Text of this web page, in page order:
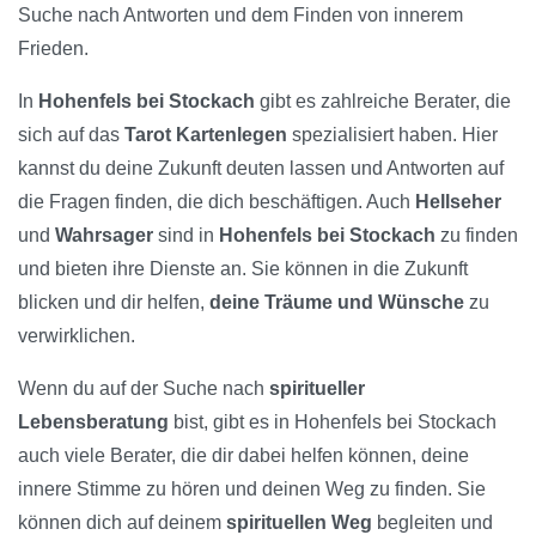
Suche nach Antworten und dem Finden von innerem
Frieden.
In Hohenfels bei Stockach gibt es zahlreiche Berater, die
sich auf das Tarot Kartenlegen spezialisiert haben. Hier
kannst du deine Zukunft deuten lassen und Antworten auf
die Fragen finden, die dich beschäftigen. Auch Hellseher
und Wahrsager sind in Hohenfels bei Stockach zu finden
und bieten ihre Dienste an. Sie können in die Zukunft
blicken und dir helfen, deine Träume und Wünsche zu
verwirklichen.
Wenn du auf der Suche nach spiritueller
Lebensberatung bist, gibt es in Hohenfels bei Stockach
auch viele Berater, die dir dabei helfen können, deine
innere Stimme zu hören und deinen Weg zu finden. Sie
können dich auf deinem spirituellen Weg begleiten und